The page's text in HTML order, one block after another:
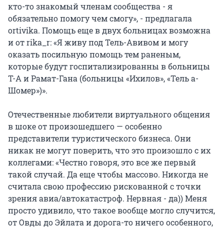
кто-то знакомый членам сообщества - я
обязательно помогу чем смогу», - предлагала
ortivika. Помощь еще в двух больницах возможна
и от rika_r: «Я живу под Тель-Авивом и могу
оказать посильную помощь тем раненым,
которые будут госпитализированны в больницы
Т-А и Рамат-Гана (больницы «Ихилов», «Тель а-
Шомер»)».
Отечественные любители виртуального общения
в шоке от произошедшего — особенно
представители туристического бизнеса. Они
никак не могут поверить, что это произошло с их
коллегами: «Честно говоря, это все же первый
такой случай. Да еще чтобы массово. Никогда не
считала свою профессию рискованной с точки
зрения авиа/автокатастроф. Нервная - да)) Меня
просто удивило, что такое вообще могло случится,
от Овды до Эйлата и дорога-то ничего особенного,